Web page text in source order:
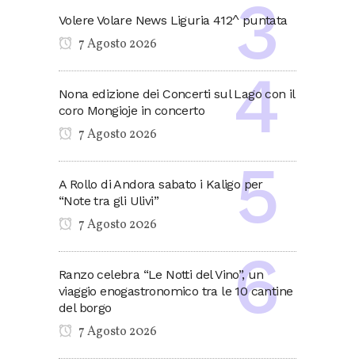
Volere Volare News Liguria 412^ puntata
7 Agosto 2026
Nona edizione dei Concerti sul Lago con il
coro Mongioje in concerto
7 Agosto 2026
A Rollo di Andora sabato i Kaligo per
“Note tra gli Ulivi”
7 Agosto 2026
Ranzo celebra “Le Notti del Vino”, un
viaggio enogastronomico tra le 10 cantine
del borgo
7 Agosto 2026